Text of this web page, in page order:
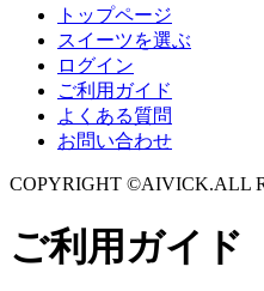
トップページ
スイーツを選ぶ
ログイン
ご利用ガイド
よくある質問
お問い合わせ
COPYRIGHT ©AIVICK.ALL
ご利用ガイド